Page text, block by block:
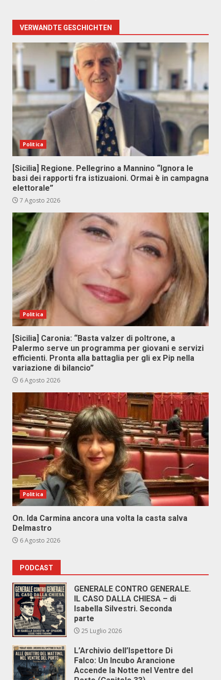
VERWANDTE GESCHICHTEN
Politica
[Sicilia] Regione. Pellegrino a Mannino “Ignora le
basi dei rapporti fra istizuaioni. Ormai è in campagna
elettorale”
7 Agosto 2026
Politica
[Sicilia] Caronia: “Basta valzer di poltrone, a
Palermo serve un programma per giovani e servizi
efficienti. Pronta alla battaglia per gli ex Pip nella
variazione di bilancio”
6 Agosto 2026
Politica
On. Ida Carmina ancora una volta la casta salva
Delmastro
6 Agosto 2026
PODCAST
GENERALE CONTRO GENERALE.
IL CASO DALLA CHIESA – di
Isabella Silvestri. Seconda
parte
25 Luglio 2026
L’Archivio dell’Ispettore Di
Falco: Un Incubo Arancione
Accende la Notte nel Ventre del